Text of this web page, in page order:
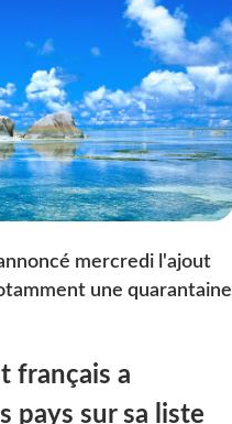
mercredi l'ajout
une quarantaine
français a
pays sur sa liste